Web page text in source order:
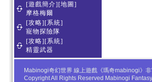
[遊戲簡介][地圖]
摩格梅爾
[攻略][系統]
寵物探險隊
[攻略][系統]
精靈武器
Mabinogi奇幻世界 線上遊戲《瑪奇mabinogi》
Copyright All Rights Reserved Mabinogi